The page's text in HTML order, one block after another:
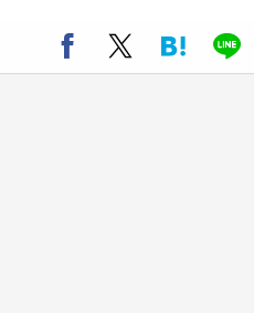
【8／1～10／26】